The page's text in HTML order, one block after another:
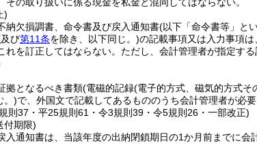
)
納欠損調書、命令書及び戻入通知書(以下「命令書等」と
及び第11条を除き、以下同じ。)の記載事項又は入力事項は
を訂正してはならない。 ただし、会計管理者が指定す
拠となるべき書類(電磁的記録(電子的方式、磁気的方式そ
。)で、外国文で記載してあるもののうち会計管理者が必
則37・平25規則61・令3規則39・令5規則26・一部改正)
付期限)
入通知書は、当該年度の出納閉鎖期日の1か月前までに会